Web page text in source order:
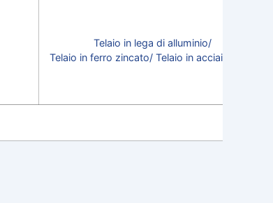
Telaio in lega di alluminio/
Telaio in ferro zincato/ Telaio in acciaio inox/